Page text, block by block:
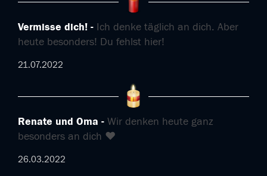
Vermisse dich!
Ich denke täglich an dich. Aber
heute besonders! Du fehlst hier!
21.07.2022
Renate und Oma
Wir denken heute ganz
besonders an dich ❤
26.03.2022